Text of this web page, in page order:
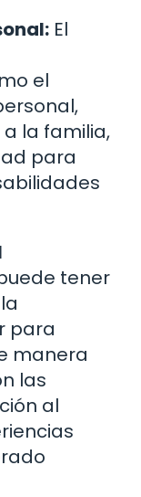
El
el
la familia,
para
tener
para
manera
las
al